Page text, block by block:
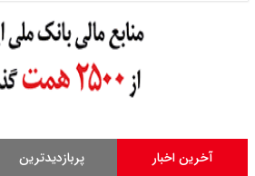
آخرین اخبار پربازدیدترین